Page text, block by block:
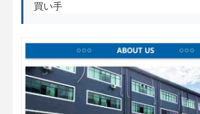
買い手